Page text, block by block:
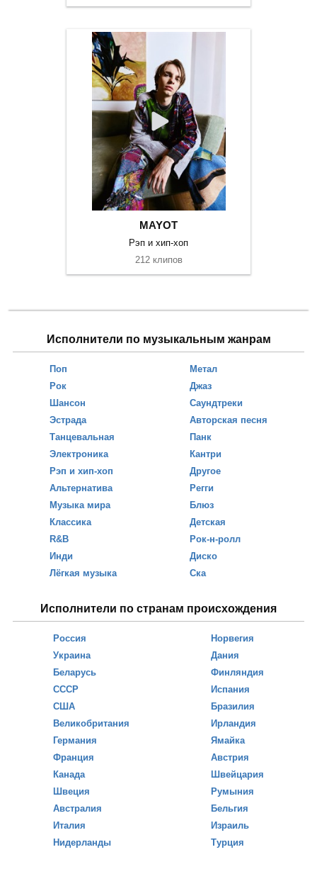
MAYOT
Рэп и хип-хоп
212 клипов
Исполнители по музыкальным жанрам
Поп
Рок
Шансон
Эстрада
Танцевальная
Электроника
Рэп и хип-хоп
Альтернатива
Музыка мира
Классика
R&B
Инди
Лёгкая музыка
Метал
Джаз
Саундтреки
Авторская песня
Панк
Кантри
Другое
Регги
Блюз
Детская
Рок-н-ролл
Диско
Ска
Исполнители по странам происхождения
Россия
Украина
Беларусь
СССР
США
Великобритания
Германия
Франция
Канада
Швеция
Австралия
Италия
Нидерланды
Норвегия
Дания
Финляндия
Испания
Бразилия
Ирландия
Ямайка
Австрия
Швейцария
Румыния
Бельгия
Израиль
Турция